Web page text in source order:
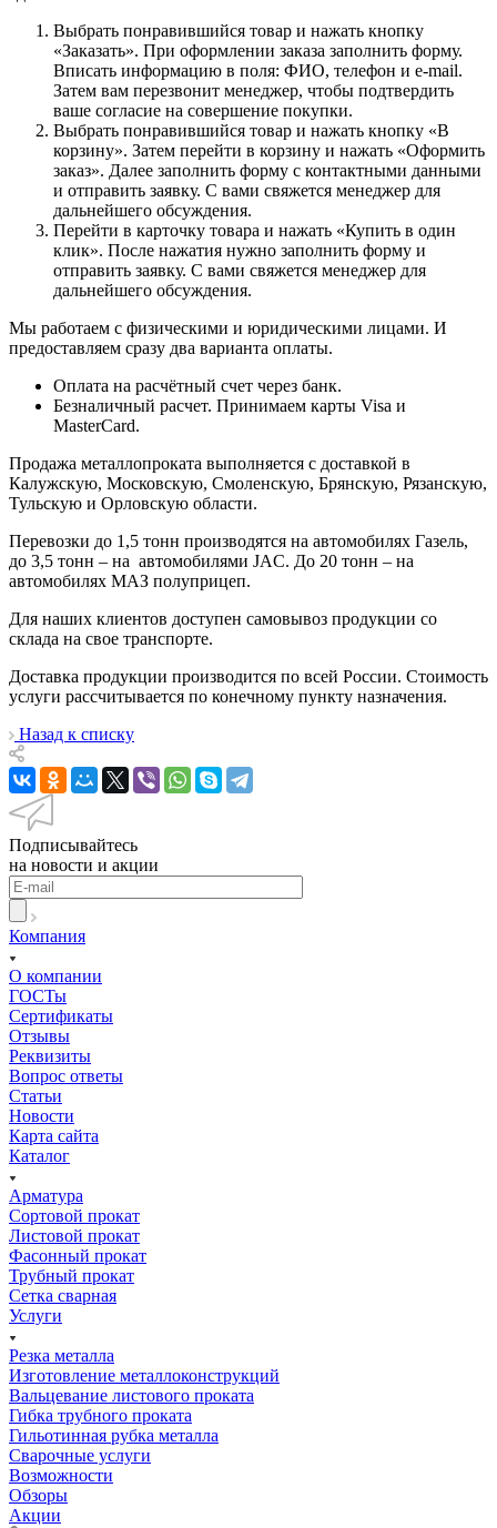
Выбрать понравившийся товар и нажать кнопку
«Заказать». При оформлении заказа заполнить форму.
Вписать информацию в поля: ФИО, телефон и e-mail.
Затем вам перезвонит менеджер, чтобы подтвердить
ваше согласие на совершение покупки.
Выбрать понравившийся товар и нажать кнопку «В
корзину». Затем перейти в корзину и нажать «Оформить
заказ». Далее заполнить форму с контактными данными
и отправить заявку. С вами свяжется менеджер для
дальнейшего обсуждения.
Перейти в карточку товара и нажать «Купить в один
клик». После нажатия нужно заполнить форму и
отправить заявку. С вами свяжется менеджер для
дальнейшего обсуждения.
Мы работаем с физическими и юридическими лицами. И
предоставляем сразу два варианта оплаты.
Оплата на расчётный счет через банк.
Безналичный расчет. Принимаем карты Visa и
MasterCard.
Продажа металлопроката выполняется с доставкой в
Калужскую, Московскую, Смоленскую, Брянскую, Рязанскую,
Тульскую и Орловскую области.
Перевозки до 1,5 тонн производятся на автомобилях Газель,
до 3,5 тонн – на автомобилями JAC. До 20 тонн – на
автомобилях МАЗ полуприцеп.
Для наших клиентов доступен самовывоз продукции со
склада на свое транспорте.
Доставка продукции производится по всей России. Стоимость
услуги рассчитывается по конечному пункту назначения.
Назад к списку
Подписывайтесь
на новости и акции
Компания
О компании
ГОСТы
Сертификаты
Отзывы
Реквизиты
Вопрос ответы
Статьи
Новости
Карта сайта
Каталог
Арматура
Сортовой прокат
Листовой прокат
Фасонный прокат
Трубный прокат
Сетка сварная
Услуги
Резка металла
Изготовление металлоконструкций
Вальцевание листового проката
Гибка трубного проката
Гильотинная рубка металла
Сварочные услуги
Возможности
Обзоры
Акции